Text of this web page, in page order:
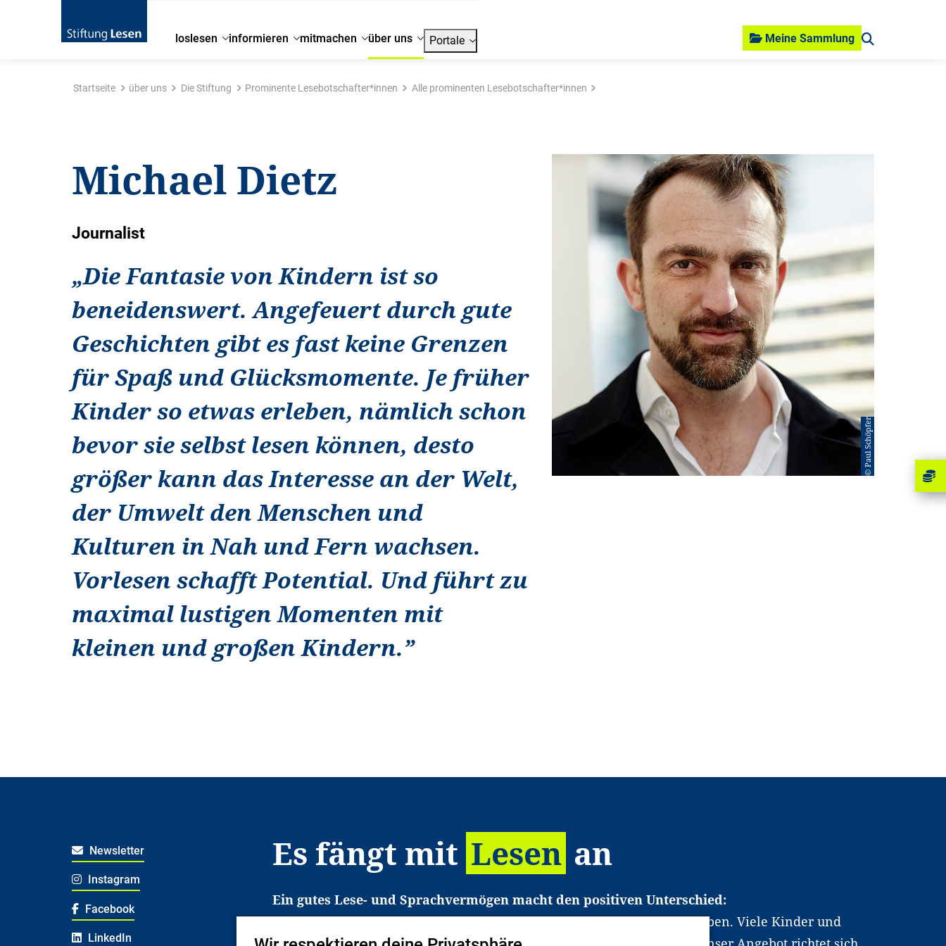
loslesen informieren mitmachen über uns Portale Meine Sammlung
Startseite über uns Die Stiftung Prominente Lesebotschafter*innen Alle prominenten Lesebotschafter*innen
Michael Dietz
Journalist
„Die Fantasie von Kindern ist so
beneidenswert. Angefeuert durch gute
Geschichten gibt es fast keine Grenzen
für Spaß und Glücksmomente. Je früher
Kinder so etwas erleben, nämlich schon
bevor sie selbst lesen können, desto
größer kann das Interesse an der Welt,
der Umwelt den Menschen und
Kulturen in Nah und Fern wachsen.
Vorlesen schafft Potential. Und führt zu
maximal lustigen Momenten mit
kleinen und großen Kindern.”
© Paul Schöpfer
Newsletter
Instagram
Facebook
LinkedIn
Es fängt mit Lesen an
Ein gutes Lese- und Sprachvermögen macht den positiven Unterschied:
Es erleichtert den Zugang zu Bildung und einem erfolgreichen Berufsleben. Viele Kinder und